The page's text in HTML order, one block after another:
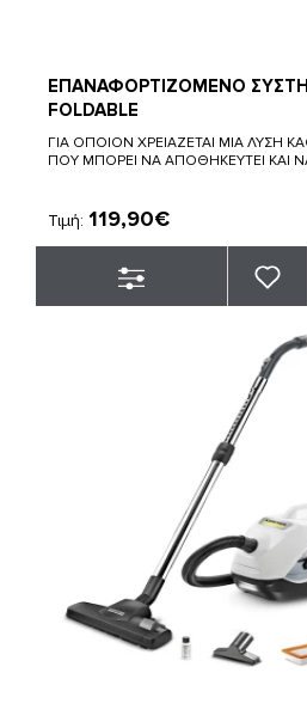
ΕΠΑΝΑΦΟΡΤΙΖΟΜΕΝΟ
FOLDABLE
ΓΙΑ ΟΠΟΙΟΝ ΧΡΕΙΑΖΕΤΑΙ ΜΙΑ ΛΥΣΗ
ΠΟΥ ΜΠΟΡΕΙ ΝΑ ΑΠΟΘΗΚΕΥΤΕΙ ΚΑΙ
Τιμή: 119,90€